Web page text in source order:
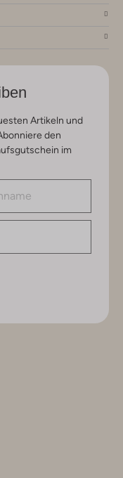
Artikeln und
den
im